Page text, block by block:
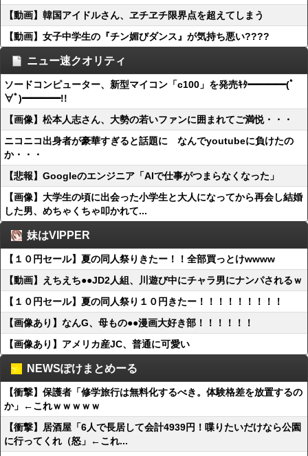
【動画】韓国アイドルさん、ヱチヱチ限界点を超えてしまう
【動画】女子中学生の『チン媚びダンス』が気持ち悪い????
ニュー速クオリティ
ソードコンピューター、新型マイコン「c100」を発売ｷﾀ━━━━(ﾟ
∀ﾟ)━━━━!!
【画像】松本人志さん、大勢の若いファンに囲まれてご満悦・・・
ニコニコ出身者が豪華すぎると話題に なんでyoutubeに負けたの
か・・・
【悲報】Googleのエンジニア「AIで仕事がつまらなくなった」
【画像】大学生の頃に出会った小学生と大人になってから再会し結婚
した男、めちゃくちゃ叩かれて...
妹はVIPPER
【１０円セール】夏の同人祭りきたー！！全部買っとけwwww
【動画】えちえち●●JD2人組、川遊び中にチャラ男にナンパされるｗ
【１０円セール】夏の同人祭り１０円きたー！！！！！！！！！
【画像あり】なんG、母もの●●漫画大好き部！！！！！！
【画像あり】アメリカ産JC、普通に可愛い
NEWSぽけまとめーる
【衝撃】保護者「修学旅行は無料化するべき。体験格差を放置するの
か」←これｗｗｗｗｗ
【衝撃】居酒屋「6人で長居して会計4939円！喋りたいだけなら公園
に行ってくれ（怒」←これ...